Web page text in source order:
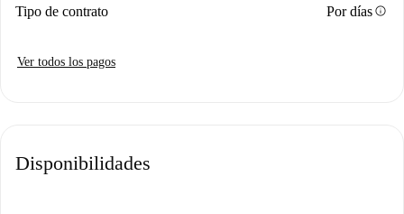
Tipo de contrato Por díasinfo
Ver todos los pagos
Disponibilidades